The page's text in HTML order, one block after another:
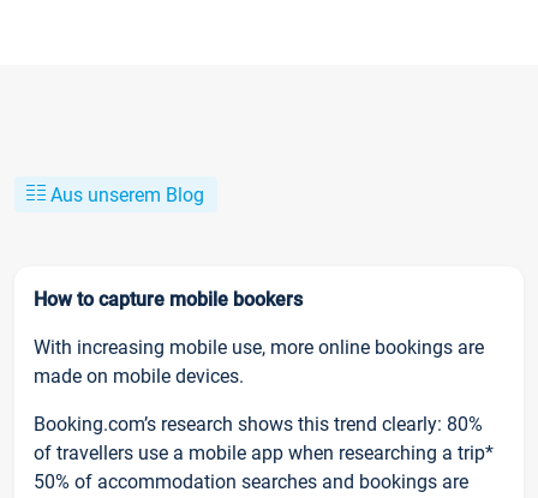
Aus unserem Blog
How to capture mobile bookers
With increasing mobile use, more online bookings are
made on mobile devices.
Booking.com’s research shows this trend clearly: 80%
of travellers use a mobile app when researching a trip*
50% of accommodation searches and bookings are